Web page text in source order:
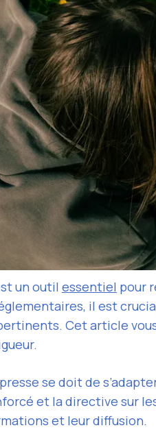
un outil essentiel pour
il est
Cet article
se doit de
et la directive sur
et leur diffusion.